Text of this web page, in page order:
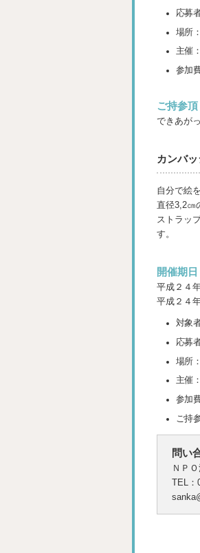
応募
場所
主催
参加
ご持参
できあが
カンバ
自分で絵
直径3,2㎝
ストラッ
す。
開催期日
平成２４
平成２４
対象
応募
場所
主催
参加
ご持
問い
ＮＰ
TEL